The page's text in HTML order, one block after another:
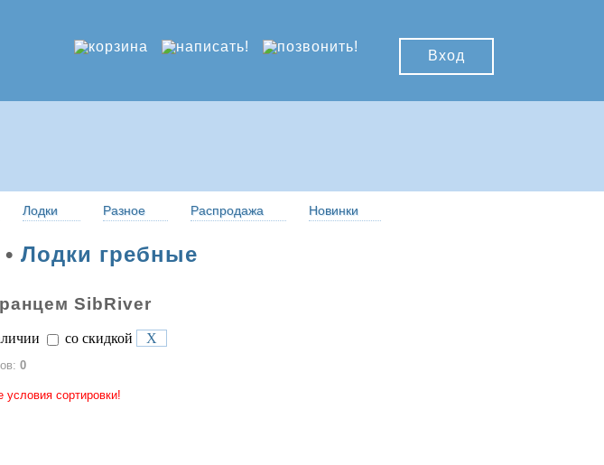
Вход
Лодки Разное Распродажа Новинки
• Лодки гребные
SibRiver
со скидкой X
0
условия сортировки!